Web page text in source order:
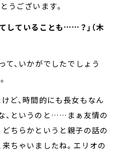
うございます。
していることも……？」（木
て、いかがでしたでしょう
。
ど、時間的にも長女もなん
、というのと……まぁ友情の
ちらかというと親子の話の
ちゃいましたね。エリオの